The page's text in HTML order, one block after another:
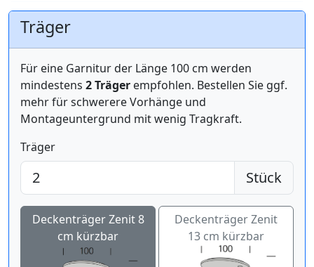
Träger
Für eine Garnitur der Länge 100 cm werden
mindestens 2 Träger empfohlen. Bestellen Sie ggf.
mehr für schwerere Vorhänge und
Montageuntergrund mit wenig Tragkraft.
Träger
Stück
Deckenträger Zenit 8
cm kürzbar
Deckenträger Zenit
13 cm kürzbar